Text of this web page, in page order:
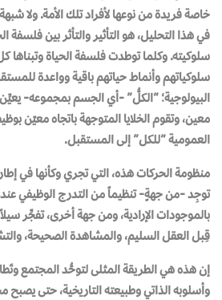
خاصة فريدة من نوعها لأفراد تلك الأمة. ولا
في هذا التحليل، هو التأثير والتأثر بين فلسفة
سلوكيته. وكلما توطدت فلسفة الحياة وتبناها
سلوكياتهم وأنماط حياتهم باقية وواعدة
البيولوجية؛ “الكلُّ” -أي الجسم بمجموعه-
معين، وتقوم الخلايا المتوجهة باتجاه معيّن
العمومية “للكل” إلى المستقبل.
منظومة الحركات هذه، التي تجري وكأنها في
توجِد -من جهةٍ- تنظيماً من التدرج الوظيفي
بالموجودات الإرادية، ومن جهة أخرى، تفجِّر
قِبل العقل السليم، والمشاهدة الصحيحة،
إن هذه هي الطريقة المثلى لتوحُّد المجتمع
وأسلوبه الذاتي وطبيعته التاريخية، حتى